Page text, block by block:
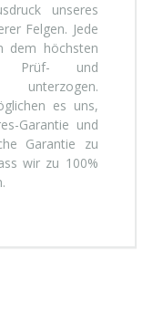
unseres
Felgen. Jede
dem höchsten
Prüf- und
unterzogen.
es uns,
Garantie und
Garantie zu
wir zu 100%